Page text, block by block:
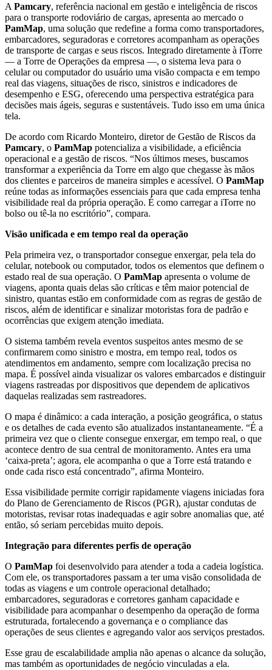
A Pamcary, referência nacional em gestão e inteligência de riscos
para o transporte rodoviário de cargas, apresenta ao mercado o
PamMap, uma solução que redefine a forma como transportadores,
embarcadores, seguradoras e corretores acompanham as operações
de transporte de cargas e seus riscos. Integrado diretamente à iTorre
— a Torre de Operações da empresa —, o sistema leva para o
celular ou computador do usuário uma visão compacta e em tempo
real das viagens, situações de risco, sinistros e indicadores de
desempenho e ESG, oferecendo uma perspectiva estratégica para
decisões mais ágeis, seguras e sustentáveis. Tudo isso em uma única
tela.
De acordo com Ricardo Monteiro, diretor de Gestão de Riscos da
Pamcary, o PamMap potencializa a visibilidade, a eficiência
operacional e a gestão de riscos. “Nos últimos meses, buscamos
transformar a experiência da Torre em algo que chegasse às mãos
dos clientes e parceiros de maneira simples e acessível. O PamMap
reúne todas as informações essenciais para que cada empresa tenha
visibilidade real da própria operação. É como carregar a iTorre no
bolso ou tê-la no escritório”, compara.
Visão unificada e em tempo real da operação
Pela primeira vez, o transportador consegue enxergar, pela tela do
celular, notebook ou computador, todos os elementos que definem o
estado real de sua operação. O PamMap apresenta o volume de
viagens, aponta quais delas são críticas e têm maior potencial de
sinistro, quantas estão em conformidade com as regras de gestão de
riscos, além de identificar e sinalizar motoristas fora de padrão e
ocorrências que exigem atenção imediata.
O sistema também revela eventos suspeitos antes mesmo de se
confirmarem como sinistro e mostra, em tempo real, todos os
atendimentos em andamento, sempre com localização precisa no
mapa. É possível ainda visualizar os valores embarcados e distinguir
viagens rastreadas por dispositivos que dependem de aplicativos
daquelas realizadas sem rastreadores.
O mapa é dinâmico: a cada interação, a posição geográfica, o status
e os detalhes de cada evento são atualizados instantaneamente. “É a
primeira vez que o cliente consegue enxergar, em tempo real, o que
acontece dentro de sua central de monitoramento. Antes era uma
‘caixa-preta’; agora, ele acompanha o que a Torre está tratando e
onde cada risco está concentrado”, afirma Monteiro.
Essa visibilidade permite corrigir rapidamente viagens iniciadas fora
do Plano de Gerenciamento de Riscos (PGR), ajustar condutas de
motoristas, revisar rotas inadequadas e agir sobre anomalias que, até
então, só seriam percebidas muito depois.
Integração para diferentes perfis de operação
O PamMap foi desenvolvido para atender a toda a cadeia logística.
Com ele, os transportadores passam a ter uma visão consolidada de
todas as viagens e um controle operacional detalhado;
embarcadores, seguradoras e corretores ganham capacidade e
visibilidade para acompanhar o desempenho da operação de forma
estruturada, fortalecendo a governança e o compliance das
operações de seus clientes e agregando valor aos serviços prestados.
Esse grau de escalabilidade amplia não apenas o alcance da solução,
mas também as oportunidades de negócio vinculadas a ela.